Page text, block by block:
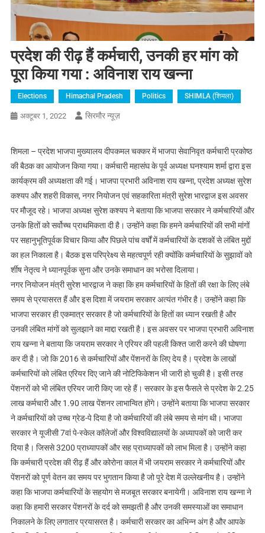
प्रदेश की रीढ़ हैं कर्मचारी, उनकी हर मांग को
पूरा किया गया : अविनाश राय खन्ना
Elections Himachal Pradesh Politics SHIMLA (शिमला)
अक्टूबर 1, 2022 सिरमौर न्यूज़
शिमला – प्रदेश भाजपा मुख्यालय दीपकमल चक्कर में भाजपा सेवानिवृत कर्मचारी प्रकोष्ठ
की बैठक का आयोजन किया गया। कर्मचारी महासंघ के पूर्व अध्यक्ष घनश्याम शर्मा द्वारा इस
कार्यक्रम की अध्यक्षता की गई। भाजपा प्रभारी अविनाश राय खन्ना, प्रदेश अध्यक्ष सुरेश
कश्यप और शहरी विकास, नगर नियोजन एवं सहकारिता मंत्री सुरेश भारद्वाज इस अवसर
पर मौजूद रहे। भाजपा अध्यक्ष सुरेश कश्यप ने बताया कि भाजपा सरकार ने कर्मचारियों और
उनके हितों को सर्वोच्च प्राथमिकता दी है। उन्होंने कहा कि हमने कर्मचारियों की सभी मांगों
पर सहानुभूतिपूर्वक विचार किया और पिछले पांच वर्षों में कर्मचारियों के दशकों से लंबित मुद्दों
का हल निकाला है। बैठक इस परिप्रेक्ष्य से महत्वपूर्ण रही क्योंकि कर्मचारियों के सुझावों को
र्शीष नेतृत्व ने ध्यानपूर्वक सुना और उनके समाधान का भरोसा दिलाया।
नगर नियोजन मंत्री सुरेश भारद्वाज ने कहा कि हम कर्मचारियों के हितों की रक्षा के लिए लंबे
समय से प्रयासरत हैं और इस दिशा में जयराम सरकार अत्यंत गंभीर है। उन्होंने कहा कि
भाजपा सरकार ही एकमात्र सरकार है जो कर्मचारियों के हितों का ध्यान रखती है और
उनकी लंबित मांगों को सुलझाने का माद्दा रखती है। इस अवसर पर भाजपा प्रभारी अविनाश
राय खन्ना ने बताया कि जयराम सरकार ने एरियर की पहली किश्त जारी करने की घोषणा
कर दी है। जो कि 2016 से कर्मचारियों और पेंशनरों के लिए देय है। प्रदेश के लाखों
कर्मचारियों को लंबित एरियर दिए जाने की नोटिफिकेशन भी जारी हो चुकी है। इसी तरह
पेंशनरों को भी लंबित एरियर जारी किए जा रहे हैं। सरकार के इस फैसले से प्रदेश के 2.25
लाख कर्मचारी और 1.90 लाख पेंशनर लाभान्वित होंगे। उन्होंने बताया कि भाजपा सरकार
ने कर्मचारियों को उच्च ग्रेड-पे दिया है जो कर्मचारियों की लंबे समय से मांग थी। भाजपा
सरकार ने यूजीसी 7वां पे-स्केल कॉलेजों और विश्वविद्यालयों के अध्यापकों को जारी कर
दिया है। जिससे 3200 प्राध्यापकों और सह प्राध्यापकों को लाभ मिला है। उन्होंने कहा
कि कर्मचारी प्रदेश की रीढ़ हैं और कोरोना काल में भी जयराम सरकार ने कर्मचारियों और
पेंशनरों को पूर्ण वेतन का समय पर भुगतान किया है जो पूरे देश में उल्लेखनीय है। उन्होंने
कहा कि भाजपा कर्मचारियों के सहयोग से मजबूत सरकार बनायेगी। अविनाश राय खन्ना ने
कहा कि हमारी सरकार पेंशनरों के दर्द को समझती है और उनकी समस्याओं का समाधान
निकालने के लिए लगातार प्रयासरत है। कर्मचारी सरकार का अभिन्न अंग है और आपके